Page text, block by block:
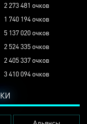
2 273 481 очков
1 740 194 очков
5 137 020 очков
2 524 335 очков
2 405 337 очков
3 410 094 очков